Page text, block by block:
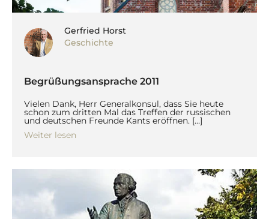
Gerfried Horst
Geschichte
Begrüßungsansprache 2011
Vielen Dank, Herr Generalkonsul, dass Sie heute
schon zum dritten Mal das Treffen der russischen
und deutschen Freunde Kants eröffnen. […]
Weiter lesen